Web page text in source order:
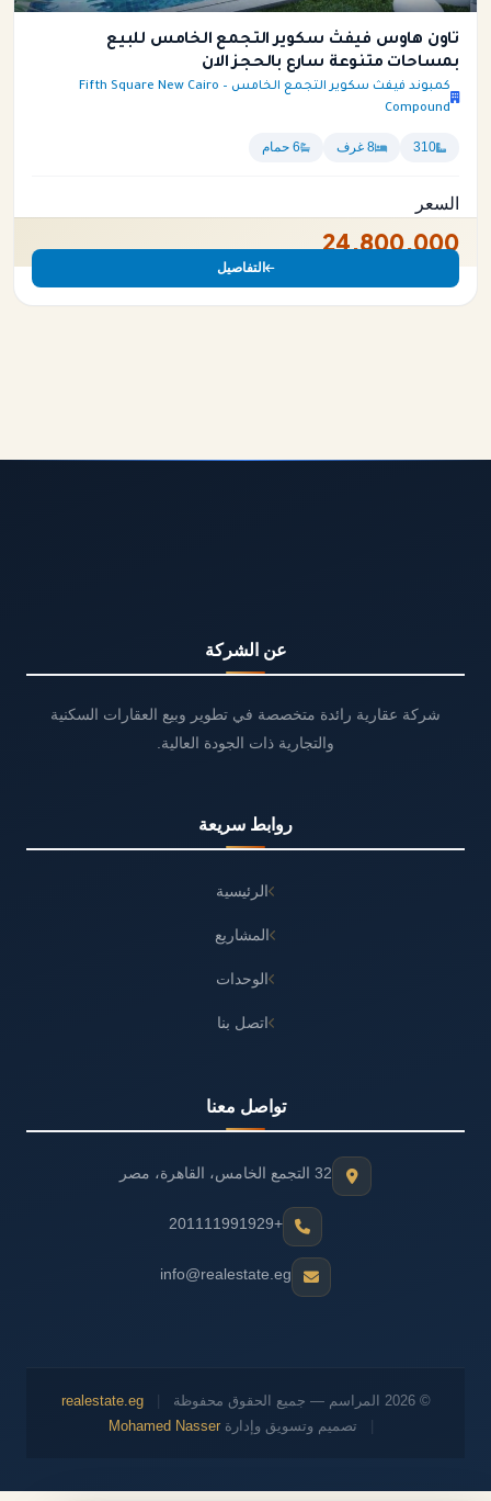
تاون هاوس فيفث سكوير التجمع الخامس للبيع
بمساحات متنوعة سارع بالحجز الان
كمبوند فيفث سكوير التجمع الخامس – Fifth Square New Cairo
Compound
310 8 غرف 6 حمام
السعر
24,800,000
التفاصيل
عن الشركة
شركة عقارية رائدة متخصصة في تطوير وبيع العقارات السكنية
والتجارية ذات الجودة العالية.
روابط سريعة
الرئيسية
المشاريع
الوحدات
اتصل بنا
تواصل معنا
32 التجمع الخامس، القاهرة، مصر
+201111991929
info@realestate.eg
© 2026 المراسم — جميع الحقوق محفوظة
realestate.eg
تصميم وتسويق وإدارة Mohamed Nasser